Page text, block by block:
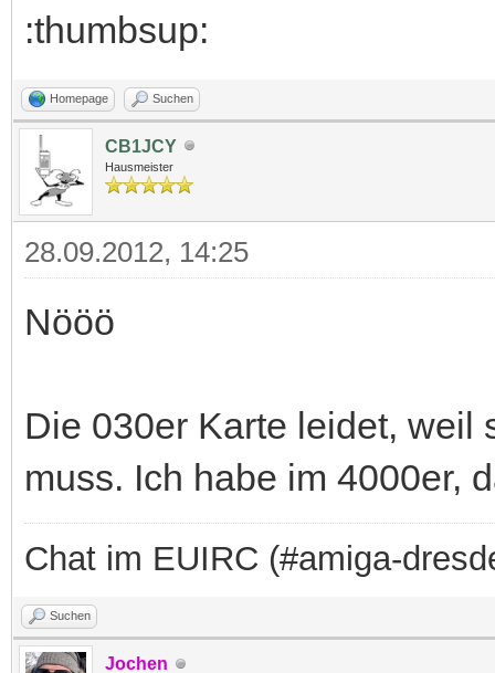
:thumbsup:
Homepage Suchen
CB1JCY
Hausmeister
28.09.2012, 14:25
Nööö
Die 030er Karte leidet, weil
muss. Ich habe im 4000er,
Chat im EUIRC (#amiga-
Suchen
Jochen